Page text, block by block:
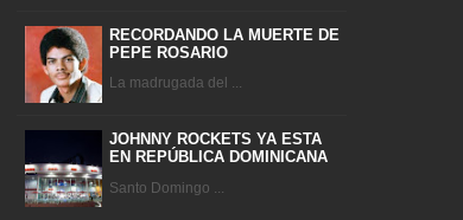
RECORDANDO LA MUERTE DE
PEPE ROSARIO
La madrugada del ...
JOHNNY ROCKETS YA ESTA
EN REPÚBLICA DOMINICANA
Santo Domingo ...